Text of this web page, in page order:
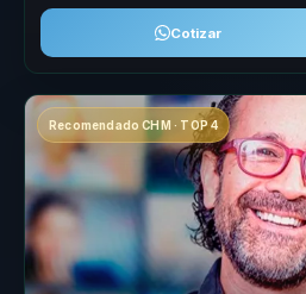
Cotizar
Recomendado CHM · TOP 4